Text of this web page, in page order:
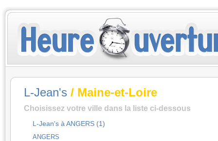
L-Jean's / Maine-et-Loire
Choisissez votre ville dans la liste ci-dessous
L-Jean's à ANGERS (1)
ANGERS